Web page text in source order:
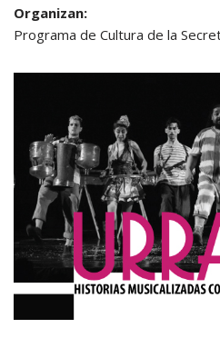
Organizan:
Programa de Cultura de la